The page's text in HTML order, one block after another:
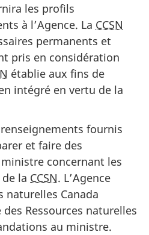
les profils
à l’Agence. La CCSN
permanents et
pris en considération
établie aux fins de
intégré en vertu de la
fournis
et faire des
concernant les
la CCSN. L’Agence
naturelles Canada
Ressources naturelles
au ministre.